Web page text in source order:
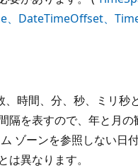
、DateTimeOffset、
時間、分、秒、ミリ秒
隔を表すので、年と月
ゾーンを参照しない日
は異なります。